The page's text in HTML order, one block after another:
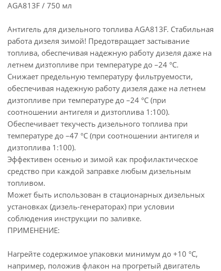
AGA813F / 750 мл
Антигель для дизельного топлива AGA813F. Стабильная
работа дизеля зимой! Предотвращает застывание
топлива, обеспечивая надежную работу дизеля даже на
летнем дизтопливе при температуре до –24 °С.
Снижает предельную температуру фильтруемости,
обеспечивая надежную работу дизеля даже на летнем
дизтопливе при температуре до –24 °С (при
соотношении антигеля и дизтоплива 1:100).
Обеспечивает текучесть дизельного топлива при
температуре до –47 °С (при соотношении антигеля и
дизтоплива 1:100).
Эффективен осенью и зимой как профилактическое
средство при каждой заправке любым дизельным
топливом.
Может быть использован в стационарных дизельных
установках (дизель-генераторах) при условии
соблюдения инструкции по заливке.
ПРИМЕНЕНИЕ:
Нагрейте содержимое упаковки минимум до +10 °С,
например, положив флакон на прогретый двигатель